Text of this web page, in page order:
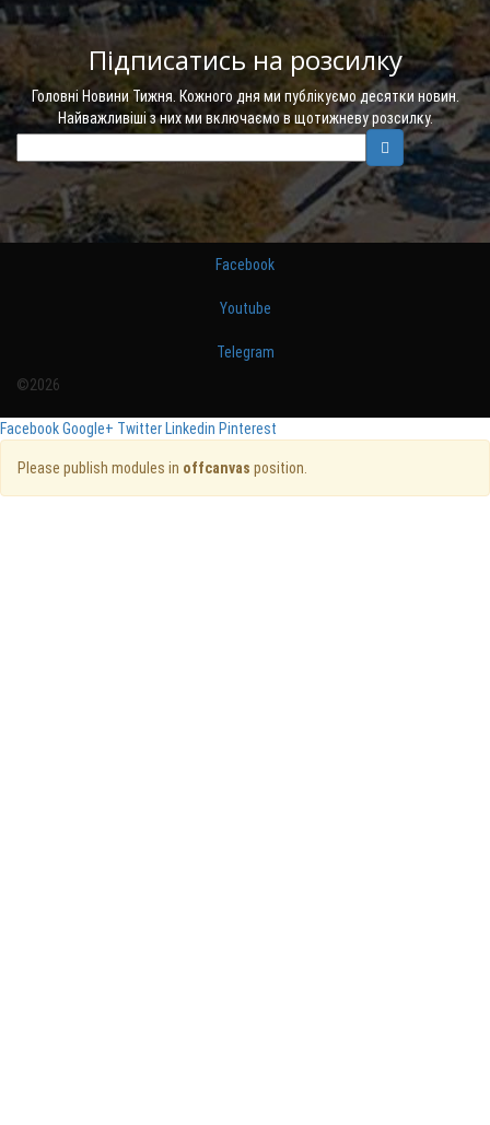
Підписатись на розсилку
Головні Новини Тижня. Кожного дня ми публікуємо десятки новин.
Найважливіші з них ми включаємо в щотижневу розсилку.
Facebook
Youtube
Telegram
©2026
FacebookGoogle+ Twitter Linkedin Pinterest
Please publish modules in offcanvas position.